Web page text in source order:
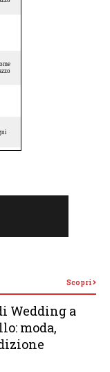
Scopri
Wedding a
moda,